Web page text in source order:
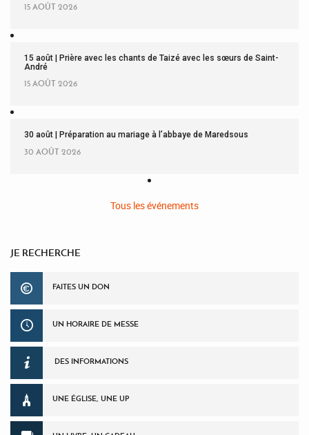
15 AOÛT 2026
15 août | Prière avec les chants de Taizé avec les sœurs de Saint-
André
15 AOÛT 2026
30 août | Préparation au mariage à l’abbaye de Maredsous
30 AOÛT 2026
Tous les événements
JE RECHERCHE
FAITES UN DON
UN HORAIRE DE MESSE
DES INFORMATIONS
UNE ÉGLISE, UNE UP